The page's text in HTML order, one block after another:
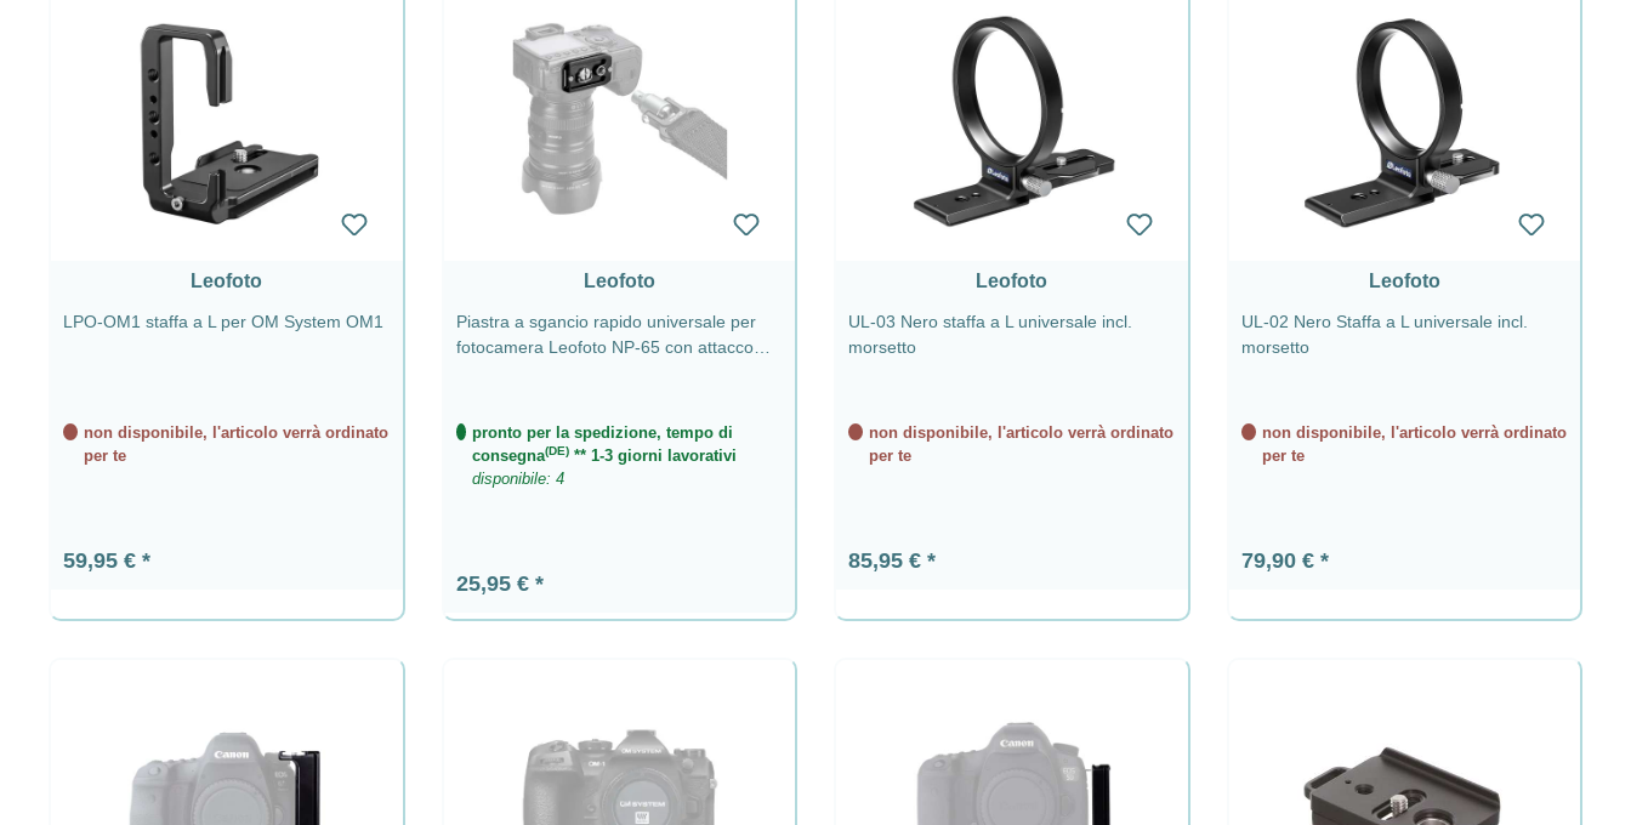
Leofoto
LPO-OM1 staffa a L per OM System OM1
non disponibile, l'articolo verrà ordinato
per te
Prezzo normale:
59,95 €
Leofoto
Piastra a sgancio rapido universale per
fotocamera Leofoto NP-65 con attacco
pronto per la spedizione, tempo di
consegna(DE)** 1-3 giorni lavorativi
disponibile: 4
Prezzo normale:
25,95 €
Leofoto
UL-03 Nero staffa a L universale incl.
morsetto
non disponibile, l'articolo verrà ordinato
per te
Prezzo normale:
85,95 €
Leofoto
UL-02 Nero Staffa a L universale incl.
morsetto
non disponibile, l'articolo verrà ordinato
per te
Prezzo normale:
79,90 €